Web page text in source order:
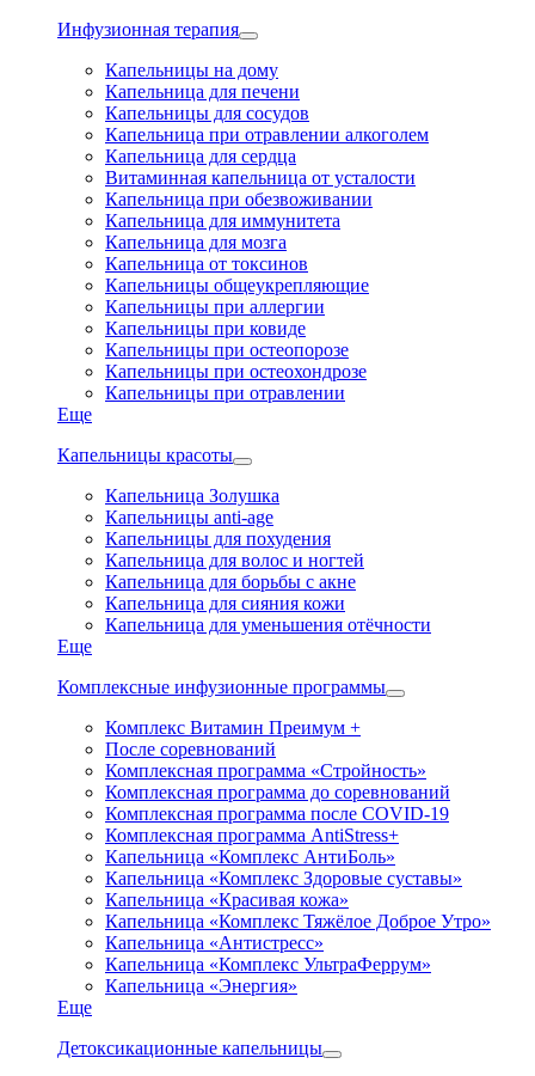
Инфузионная терапия
Капельницы на дому
Капельница для печени
Капельницы для сосудов
Капельница при отравлении алкоголем
Капельница для сердца
Витаминная капельница от усталости
Капельница при обезвоживании
Капельница для иммунитета
Капельница для мозга
Капельница от токсинов
Капельницы общеукрепляющие
Капельницы при аллергии
Капельницы при ковиде
Капельницы при остеопорозе
Капельницы при остеохондрозе
Капельницы при отравлении
Еще
Капельницы красоты
Капельница Золушка
Капельницы anti-age
Капельницы для похудения
Капельница для волос и ногтей
Капельница для борьбы с акне
Капельница для сияния кожи
Капельница для уменьшения отёчности
Еще
Комплексные инфузионные программы
Комплекс Витамин Преимум +
После соревнований
Комплексная программа «Стройность»
Комплексная программа до соревнований
Комплексная программа после COVID-19
Комплексная программа AntiStress+
Капельница «Комплекс АнтиБоль»
Капельница «Комплекс Здоровые суставы»
Капельница «Красивая кожа»
Капельница «Комплекс Тяжёлое Доброе Утро»
Капельница «Антистресс»
Капельница «Комплекс УльтраФеррум»
Капельница «Энергия»
Еще
Детоксикационные капельницы